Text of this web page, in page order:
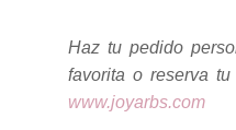
Haz tu pedido
favorita o reserva
www.joyarbs.com